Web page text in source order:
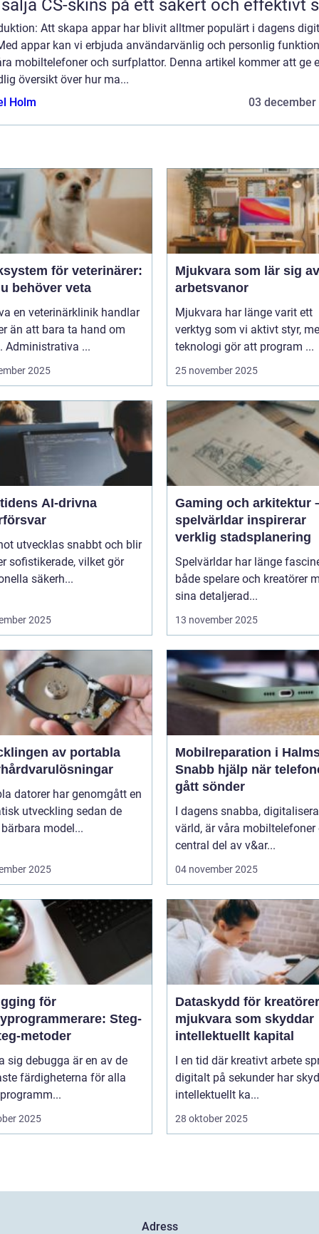
CS-skins på ett säkert och effektivt
Att skapa appar har blivit alltmer populärt i dagens
appar kan vi erbjuda användarvänlig och personlig
mobiltelefoner och surfplattor. Denna artikel kommer att ge
översikt över hur ma...
Holm
03 december
för veterinärer:
behöver veta
en veterinärklinik handlar
än att bara ta hand om
Administrativa ...
2025
Mjukvara som lär sig
arbetsvanor
Mjukvara har länge varit ett
verktyg som vi aktivt styr,
teknologi gör att program ...
25 november 2025
AI-drivna
utvecklas snabbt och blir
sofistikerade, vilket gör
säkerh...
2025
Gaming och arkitektur
spelvärldar inspirerar
verklig stadsplanering
Spelvärldar har länge
både spelare och kreatörer
sina detaljerad...
13 november 2025
av portabla
datorer har genomgått en
utveckling sedan de
model...
2025
Mobilreparation i
Snabb hjälp när
gått sönder
I dagens snabba,
värld, är våra mobiltelefoner
central del av v&ar...
04 november 2025
för
Steg-
metoder
sig debugga är en av de
färdigheterna för alla
2025
Dataskydd för
mjukvara som skyddar
intellektuellt kapital
I en tid där kreativt arbete
digitalt på sekunder har
intellektuellt ka...
28 oktober 2025
Adress